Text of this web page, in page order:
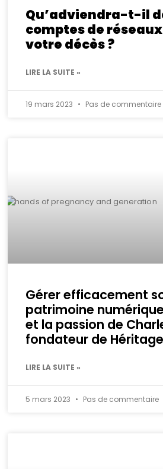
Qu’adviendra-t-il
comptes de
votre décès ?
LIRE LA SUITE »
19 mars 2023 Pas de commentaire
Gérer efficacement
patrimoine
et la passion de
fondateur de
LIRE LA SUITE »
5 mars 2023 Pas de commentaire